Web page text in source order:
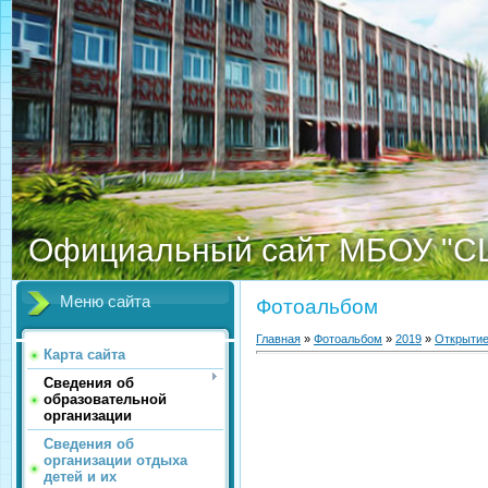
Официальный сайт МБОУ
Меню сайта
Карта сайта
Сведения об
образовательной
организации
Сведения об
организации отдыха
детей и их
Фотоальбом
Главная » Фотоальбом » 2019 »